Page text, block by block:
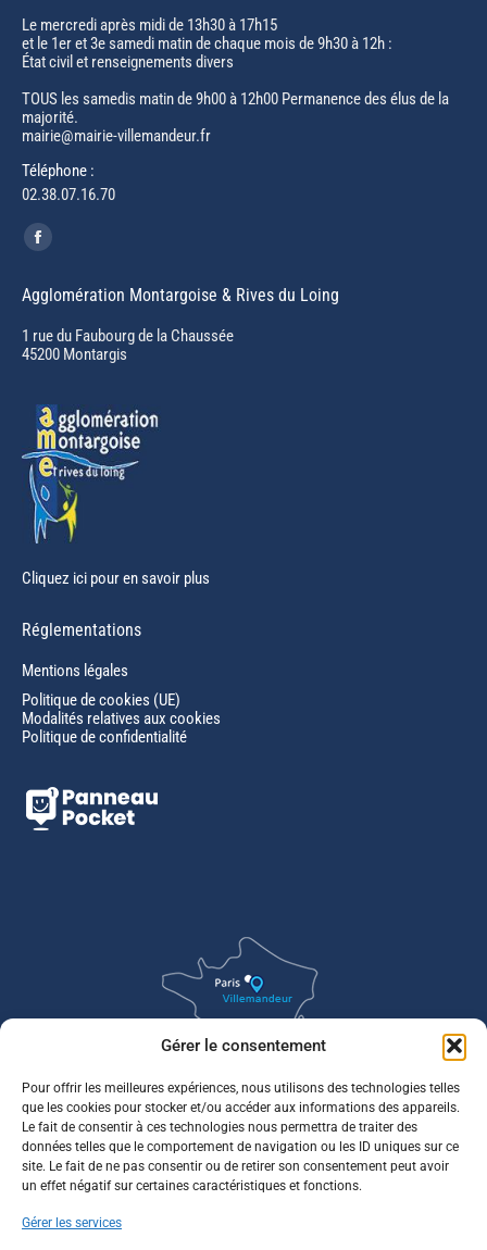
Gérer le consentement
Pour offrir les meilleures expériences, nous utilisons des technologies telles
que les cookies pour stocker et/ou accéder aux informations des appareils.
Le fait de consentir à ces technologies nous permettra de traiter des
données telles que le comportement de navigation ou les ID uniques sur ce
site. Le fait de ne pas consentir ou de retirer son consentement peut avoir
un effet négatif sur certaines caractéristiques et fonctions.
Gérer les services
Le mercredi après midi de 13h30 à 17h15
et le 1er et 3e samedi matin de chaque mois de 9h30 à 12h :
État civil et renseignements divers
TOUS les samedis matin de 9h00 à 12h00 Permanence des élus de la
majorité.
mairie@mairie-villemandeur.fr
Téléphone :
02.38.07.16.70
Trouvez nous sur :
Facebook
opens
in
new
Agglomération Montargoise & Rives du Loing
1 rue du Faubourg de la Chaussée
45200 Montargis
Cliquez ici pour en savoir plus
Réglementations
Mentions légales
Politique de cookies (UE)
Modalités relatives aux cookies
Politique de confidentialité